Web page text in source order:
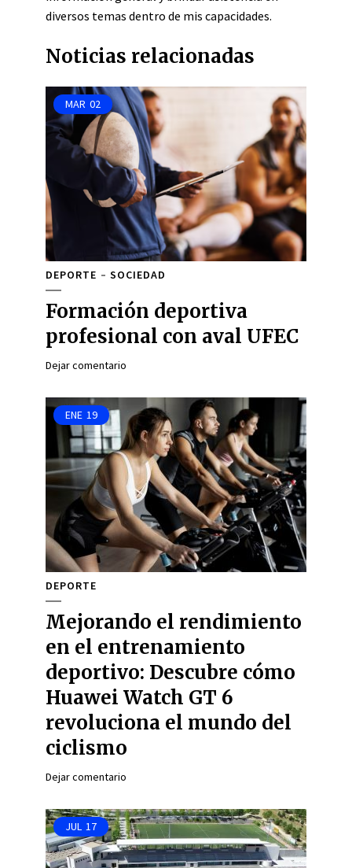
diversos temas dentro de mis capacidades.
Noticias relacionadas
MAR 02
DEPORTE SOCIEDAD
Formación deportiva
profesional con aval UFEC
Dejar comentario
ENE 19
DEPORTE
Mejorando el rendimiento
en el entrenamiento
deportivo: Descubre cómo
Huawei Watch GT 6
revoluciona el mundo del
ciclismo
Dejar comentario
JUL 17